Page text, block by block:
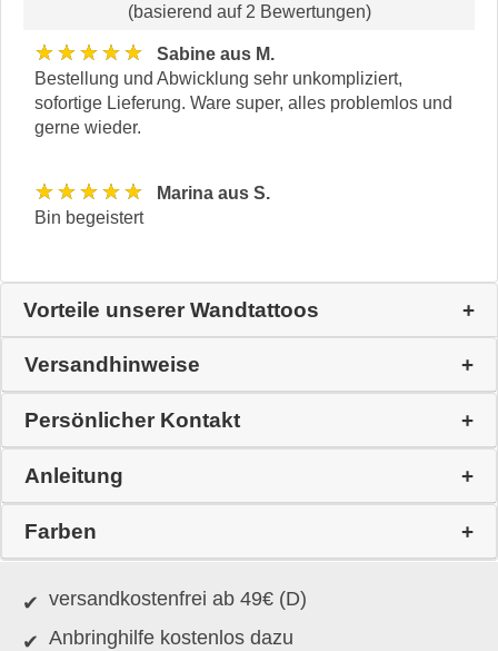
(basierend auf 2 Bewertungen)
★★★★★
Sabine aus M.
Bestellung und Abwicklung sehr unkompliziert,
sofortige Lieferung. Ware super, alles problemlos und
gerne wieder.
★★★★★
Marina aus S.
Bin begeistert
Vorteile unserer Wandtattoos
Versandhinweise
Persönlicher Kontakt
Anleitung
Farben
versandkostenfrei ab 49€ (D)
Anbringhilfe kostenlos dazu